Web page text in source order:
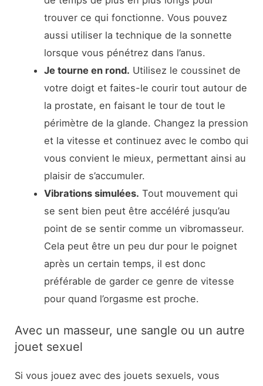
trouver ce qui fonctionne. Vous pouvez
aussi utiliser la technique de la sonnette
lorsque vous pénétrez dans l’anus.
Je tourne en rond. Utilisez le coussinet de
votre doigt et faites-le courir tout autour de
la prostate, en faisant le tour de tout le
périmètre de la glande. Changez la pression
et la vitesse et continuez avec le combo qui
vous convient le mieux, permettant ainsi au
plaisir de s’accumuler.
Vibrations simulées. Tout mouvement qui
se sent bien peut être accéléré jusqu’au
point de se sentir comme un vibromasseur.
Cela peut être un peu dur pour le poignet
après un certain temps, il est donc
préférable de garder ce genre de vitesse
pour quand l’orgasme est proche.
Avec un masseur, une sangle ou un autre
jouet sexuel
Si vous jouez avec des jouets sexuels, vous